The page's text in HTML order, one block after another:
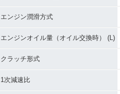
エンジン潤滑方式
エンジンオイル量（オイル交換時） (L)
クラッチ形式
1次減速比